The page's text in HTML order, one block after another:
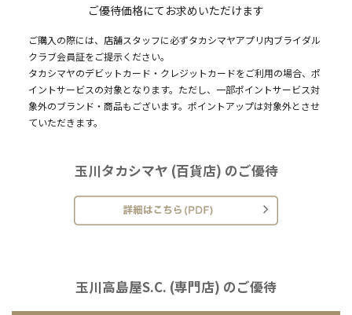
ご優待価格にてお求めいただけます
ご購入の際には、店舗スタッフに必ずタカシマヤアプリ内ブライダル
クラブ会員証をご提示ください。
タカシマヤのデビットカード・クレジットカードをご利用の場合、ポ
イントサービスの対象となります。ただし、一部ポイントサービス対
象外のブランド・商品もございます。ポイントアップは対象外とさせ
ていただきます。
玉川タカシマヤ (百貨店) のご優待
玉川高島屋S.C. (専門店) のご優待